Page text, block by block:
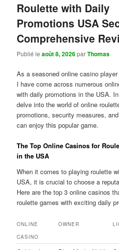
Roulette with Daily
Promotions USA
Comprehensive
Publié leaoût 8, 2026parThomas
As a seasoned online casino
I have come across numerous
with daily promotions in the USA.
delve into the world of online
promotions, security measures,
can enjoy this popular game.
The Top Online Casinos for
in the USA
When it comes to playing roulette
USA, it is crucial to choose a
Here are the top 3 online casinos
roulette games with exciting daily
ONLINE
CASINO
OWNER